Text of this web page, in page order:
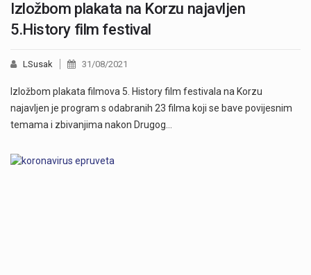
Izložbom plakata na Korzu najavljen
5.History film festival
LSusak 31/08/2021
Izložbom plakata filmova 5. History film festivala na Korzu
najavljen je program s odabranih 23 filma koji se bave povijesnim
temama i zbivanjima nakon Drugog…